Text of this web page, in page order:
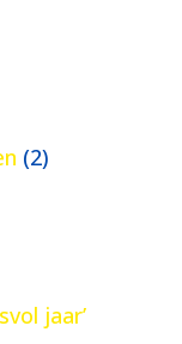
(2)
jaar’